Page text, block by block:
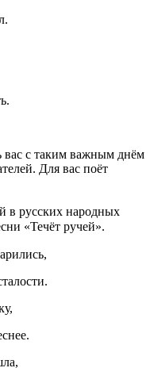
вас с таким важным днём
Для вас поёт
в русских народных
«Течёт ручей».